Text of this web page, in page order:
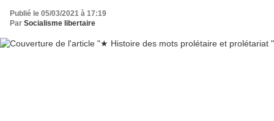
Publié le 05/03/2021 à 17:19
Par Socialisme libertaire